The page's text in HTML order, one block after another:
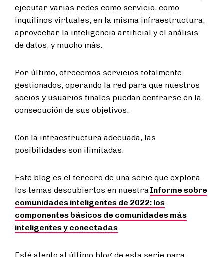
ejecutar varias redes como servicio, como
inquilinos virtuales, en la misma infraestructura,
aprovechar la inteligencia artificial y el análisis
de datos, y mucho más.
Por último, ofrecemos servicios totalmente
gestionados, operando la red para que nuestros
socios y usuarios finales puedan centrarse en la
consecución de sus objetivos.
Con la infraestructura adecuada, las
posibilidades son ilimitadas.
Este blog es el tercero de una serie que explora
los temas descubiertos en nuestraInforme sobre
comunidades inteligentes de 2022: los
componentes básicos de comunidades más
inteligentes y conectadas.